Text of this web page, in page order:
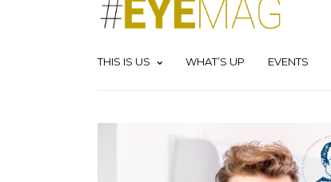
THIS IS US WHAT’S UP EVENTS